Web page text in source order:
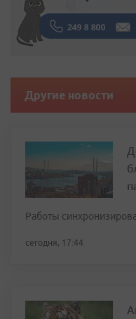
Другие новости
Работы
сегодня, 17:44